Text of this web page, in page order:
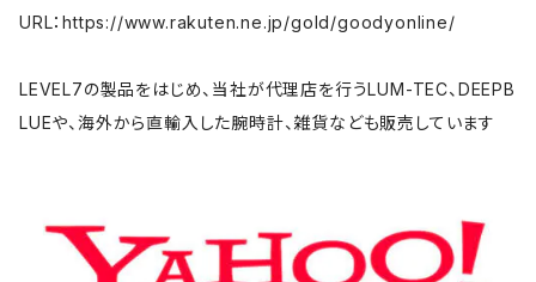
URL：https://www.rakuten.ne.jp/gold/goodyonline/
LEVEL7の製品をはじめ、当社が代理店を行うLUM-TEC、DEEPB
LUEや、海外から直輸入した腕時計、雑貨なども販売しています